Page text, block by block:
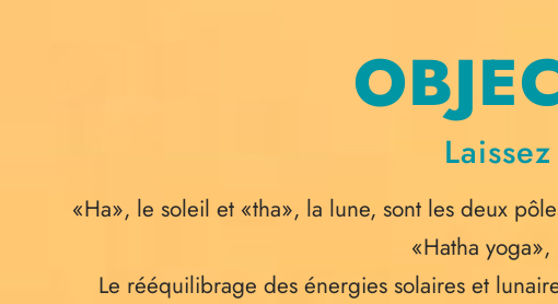
«Ha», le soleil et «tha», la lune, sont les deux
«Hatha
Le rééquilibrage des énergies solaires et